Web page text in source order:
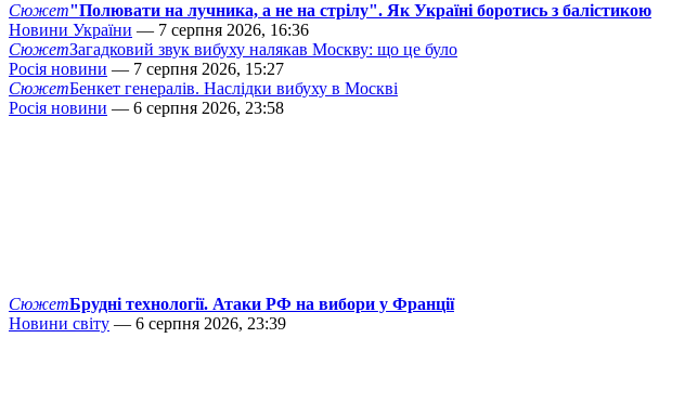
Сюжет"Полювати на лучника, а не на стрілу". Як Україні боротись з балістикою
Новини України — 7 серпня 2026, 16:36
СюжетЗагадковий звук вибуху налякав Москву: що це було
Росія новини — 7 серпня 2026, 15:27
СюжетБенкет генералів. Наслідки вибуху в Москві
Росія новини — 6 серпня 2026, 23:58
СюжетБрудні технології. Атаки РФ на вибори у Франції
Новини світу — 6 серпня 2026, 23:39